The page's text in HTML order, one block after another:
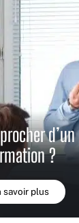
?
savoir plus